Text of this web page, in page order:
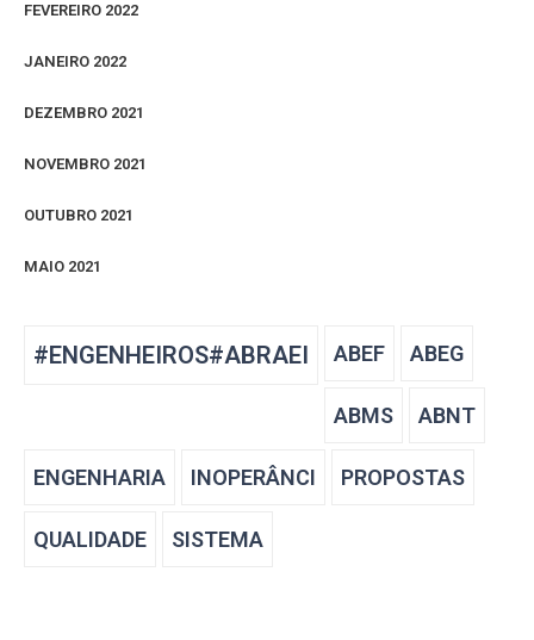
FEVEREIRO 2022
JANEIRO 2022
DEZEMBRO 2021
NOVEMBRO 2021
OUTUBRO 2021
MAIO 2021
#ENGENHEIROS#ABRAEI ABEF ABEG
ABMS ABNT
ENGENHARIA INOPERÂNCI PROPOSTAS
QUALIDADE SISTEMA